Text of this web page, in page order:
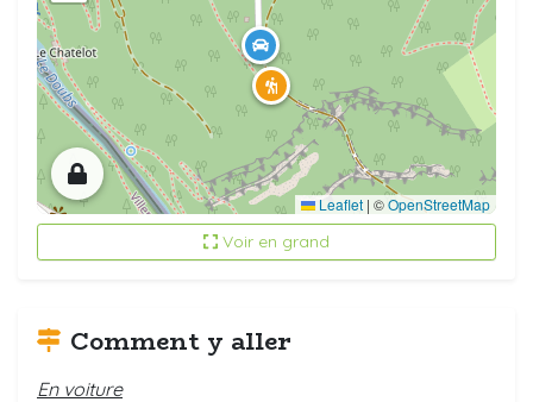
Leaflet | ©OpenStreetMap
Voir en grand
Comment y aller
En voiture